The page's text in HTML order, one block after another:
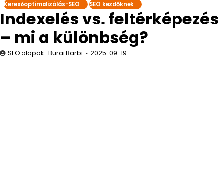
Keresőoptimalizálás-SEO SEO kezdőknek
Indexelés vs. feltérképezés
– mi a különbség?
SEO alapok- Burai Barbi 2025-09-19